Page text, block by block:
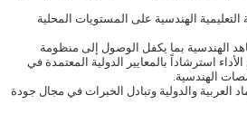
الهندسية على المستويات المحلية
الهندسية بما يكفل الوصول إلى منظومة
استرشاداً بالمعايير الدولية المعتمدة في
الهندسية.
العربية والدولية وتبادل الخبرات في مجال جودة